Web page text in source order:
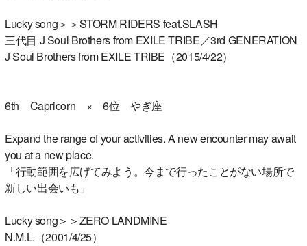
Lucky song＞＞STORM RIDERS feat.SLASH
三代目 J Soul Brothers from EXILE TRIBE／3rd GENERATION
J Soul Brothers from EXILE TRIBE（2015/4/22）
6th Capricorn × 6位 やぎ座
Expand the range of your activities. A new encounter may await
you at a new place.
「行動範囲を広げてみよう。今まで行ったことがない場所で
新しい出会いも」
Lucky song＞＞ZERO LANDMINE
N.M.L.（2001/4/25）